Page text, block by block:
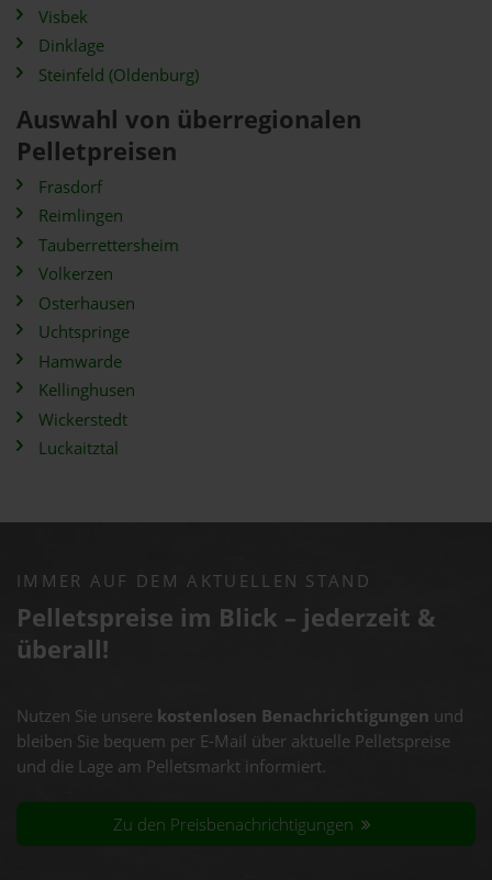
Visbek
Dinklage
Steinfeld (Oldenburg)
Auswahl von überregionalen
Pelletpreisen
Frasdorf
Reimlingen
Tauberrettersheim
Volkerzen
Osterhausen
Uchtspringe
Hamwarde
Kellinghusen
Wickerstedt
Luckaitztal
IMMER AUF DEM AKTUELLEN STAND
Pelletspreise im Blick – jederzeit &
überall!
Nutzen Sie unsere kostenlosen Benachrichtigungen und
bleiben Sie bequem per E-Mail über aktuelle Pelletspreise
und die Lage am Pelletsmarkt informiert.
Zu den Preisbenachrichtigungen